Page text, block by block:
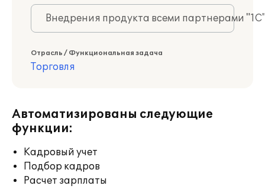
Внедрения продукта всеми партнерами
Отрасль / Функциональная задача
Торговля
Автоматизированы следующие
функции:
Кадровый учет
Подбор кадров
Расчет зарплаты